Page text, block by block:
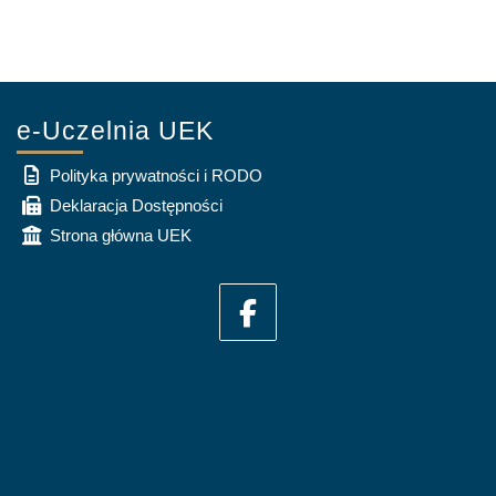
e-Uczelnia UEK
Polityka prywatności i RODO
Deklaracja Dostępności
Strona główna UEK